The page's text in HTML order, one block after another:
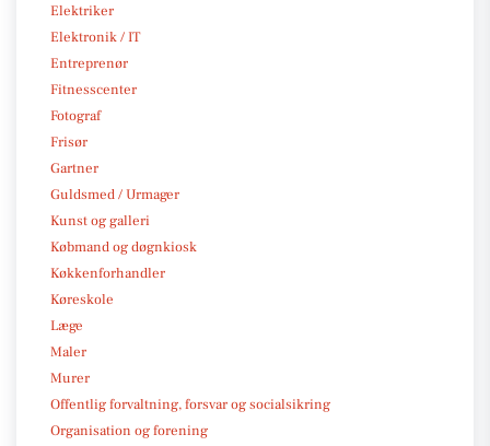
Elektriker
Elektronik / IT
Entreprenør
Fitnesscenter
Fotograf
Frisør
Gartner
Guldsmed / Urmager
Kunst og galleri
Købmand og døgnkiosk
Køkkenforhandler
Køreskole
Læge
Maler
Murer
Offentlig forvaltning, forsvar og socialsikring
Organisation og forening